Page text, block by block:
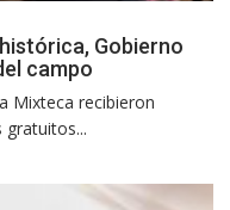
Gobierno
campo
Mixteca recibieron
gratuitos...